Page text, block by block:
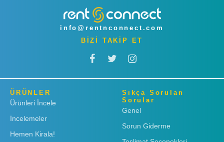
info@rentnconnect.com
BİZİ TAKİP ET
ÜRÜNLER
Ürünleri İncele
İncelemeler
Hemen Kirala!
Sıkça Sorulan
Sorular
Genel
Sorun Giderme